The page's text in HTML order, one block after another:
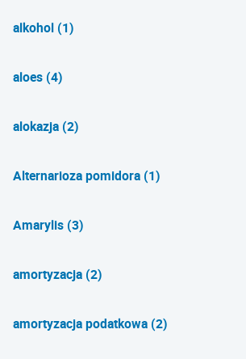
alkohol (1)
aloes (4)
alokazja (2)
Alternarioza pomidora (1)
Amarylis (3)
amortyzacja (2)
amortyzacja podatkowa (2)